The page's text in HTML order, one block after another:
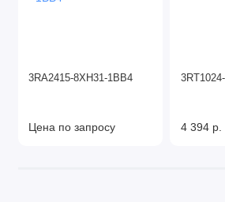
3RA2415-8XH31-1BB4
Цена по запросу 4 394 р.